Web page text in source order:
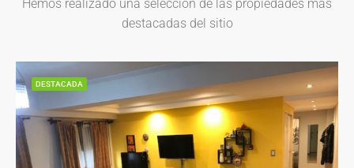
Hemos realizado una selección de las propiedades más
destacadas del sitio
DESTACADA